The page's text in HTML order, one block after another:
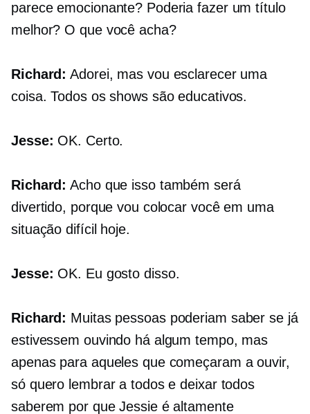
parece emocionante? Poderia fazer um título
melhor? O que você acha?
Richard: Adorei, mas vou esclarecer uma
coisa. Todos os shows são educativos.
Jesse: OK. Certo.
Richard: Acho que isso também será
divertido, porque vou colocar você em uma
situação difícil hoje.
Jesse: OK. Eu gosto disso.
Richard: Muitas pessoas poderiam saber se já
estivessem ouvindo há algum tempo, mas
apenas para aqueles que começaram a ouvir,
só quero lembrar a todos e deixar todos
saberem por que Jessie é altamente